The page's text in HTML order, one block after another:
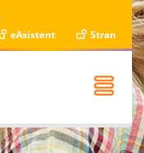
eAsistent Stran